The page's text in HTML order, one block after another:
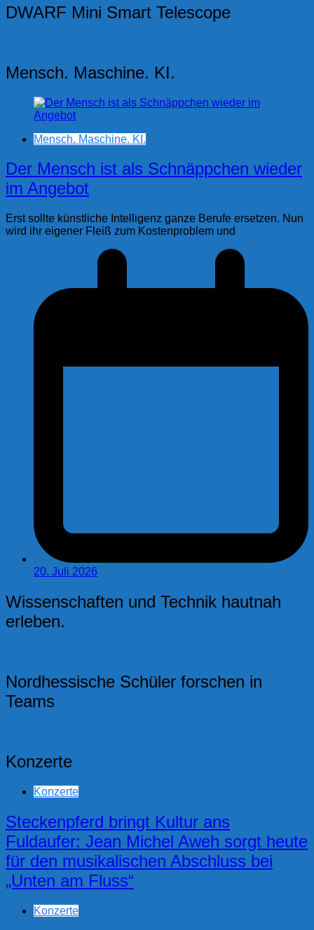
der
Beiträge
DWARF Mini Smart Telescope
Mensch. Maschine. KI.
Mensch. Maschine. KI.
Der Mensch ist als Schnäppchen wieder
im Angebot
Erst sollte künstliche Intelligenz ganze Berufe ersetzen. Nun
wird ihr eigener Fleiß zum Kostenproblem und
20. Juli 2026
Wissenschaften und Technik hautnah
erleben.
Nordhessische Schüler forschen in
Teams
Konzerte
Konzerte
Steckenpferd bringt Kultur ans
Fuldaufer: Jean Michel Aweh sorgt heute
für den musikalischen Abschluss bei
„Unten am Fluss“
Konzerte